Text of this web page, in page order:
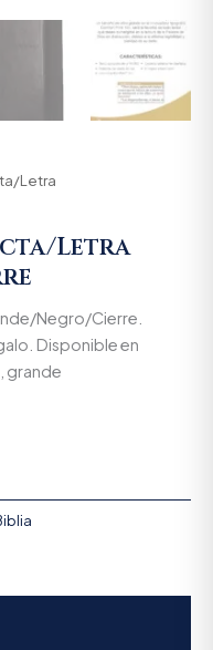
Letra
Letra
Negro/Cierre.
Disponible en
grande